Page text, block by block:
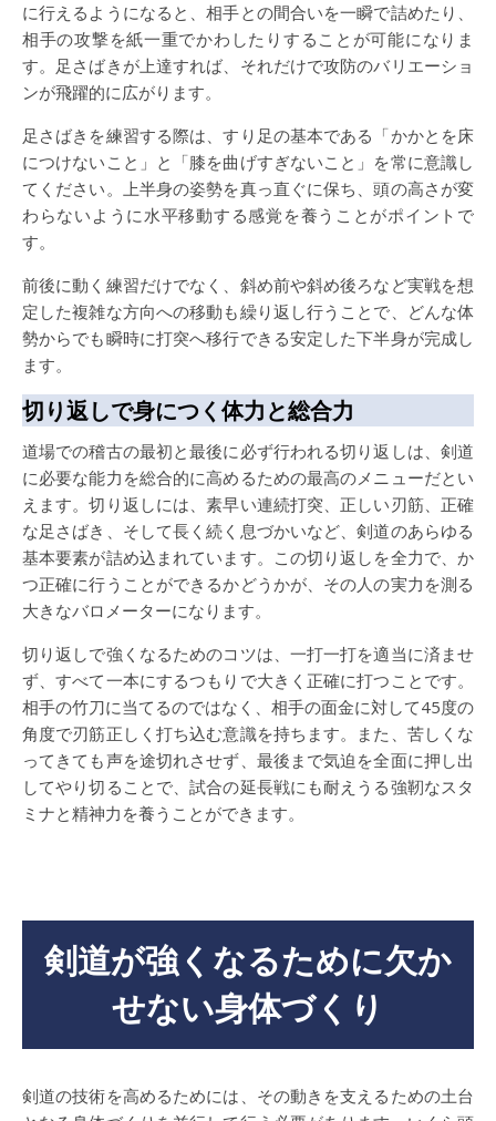
に行えるようになると、相手との間合いを一瞬で詰めたり、
相手の攻撃を紙一重でかわしたりすることが可能になりま
す。足さばきが上達すれば、それだけで攻防のバリエーショ
ンが飛躍的に広がります。
足さばきを練習する際は、すり足の基本である「かかとを床
につけないこと」と「膝を曲げすぎないこと」を常に意識し
てください。上半身の姿勢を真っ直ぐに保ち、頭の高さが変
わらないように水平移動する感覚を養うことがポイントで
す。
前後に動く練習だけでなく、斜め前や斜め後ろなど実戦を想
定した複雑な方向への移動も繰り返し行うことで、どんな体
勢からでも瞬時に打突へ移行できる安定した下半身が完成し
ます。
切り返しで身につく体力と総合力
道場での稽古の最初と最後に必ず行われる切り返しは、剣道
に必要な能力を総合的に高めるための最高のメニューだとい
えます。切り返しには、素早い連続打突、正しい刃筋、正確
な足さばき、そして長く続く息づかいなど、剣道のあらゆる
基本要素が詰め込まれています。この切り返しを全力で、か
つ正確に行うことができるかどうかが、その人の実力を測る
大きなバロメーターになります。
切り返しで強くなるためのコツは、一打一打を適当に済ませ
ず、すべて一本にするつもりで大きく正確に打つことです。
相手の竹刀に当てるのではなく、相手の面金に対して45度の
角度で刃筋正しく打ち込む意識を持ちます。また、苦しくな
ってきても声を途切れさせず、最後まで気迫を全面に押し出
してやり切ることで、試合の延長戦にも耐えうる強靭なスタ
ミナと精神力を養うことができます。
剣道が強くなるために欠か
せない身体づくり
剣道の技術を高めるためには、その動きを支えるための土台